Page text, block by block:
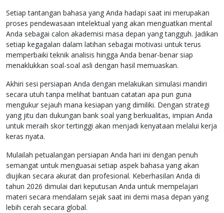
Setiap tantangan bahasa yang Anda hadapi saat ini merupakan
proses pendewasaan intelektual yang akan menguatkan mental
Anda sebagai calon akademisi masa depan yang tangguh. Jadikan
setiap kegagalan dalam latihan sebagai motivasi untuk terus
memperbaiki teknik analisis hingga Anda benar-benar siap
menaklukkan soal-soal asli dengan hasil memuaskan.
Akhiri sesi persiapan Anda dengan melakukan simulasi mandiri
secara utuh tanpa melihat bantuan catatan apa pun guna
mengukur sejauh mana kesiapan yang dimiliki. Dengan strategi
yang jitu dan dukungan bank soal yang berkualitas, impian Anda
untuk meraih skor tertinggi akan menjadi kenyataan melalui kerja
keras nyata.
Mulailah petualangan persiapan Anda hari ini dengan penuh
semangat untuk menguasai setiap aspek bahasa yang akan
diujikan secara akurat dan profesional. Keberhasilan Anda di
tahun 2026 dimulai dari keputusan Anda untuk mempelajari
materi secara mendalam sejak saat ini demi masa depan yang
lebih cerah secara global.